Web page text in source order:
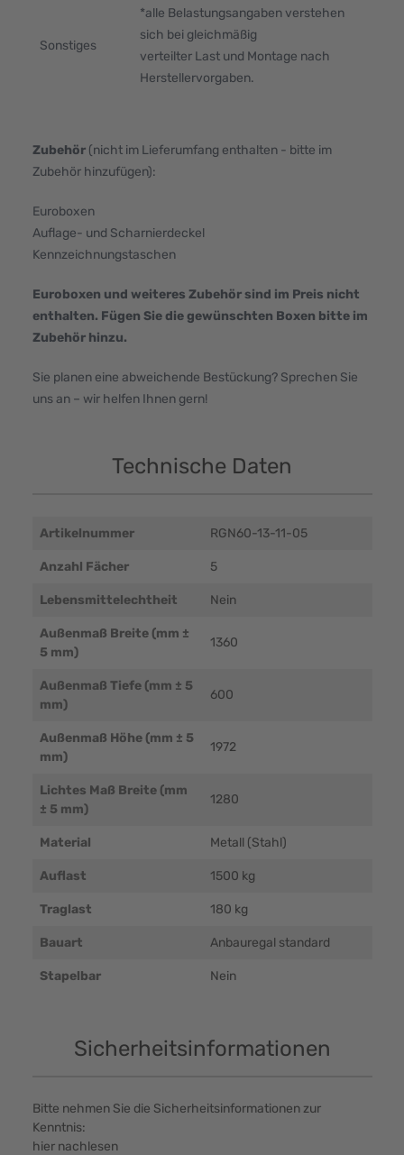
Sonstiges
*alle Belastungsangaben verstehen
sich bei gleichmäßig
verteilter Last und Montage nach
Herstellervorgaben.
Zubehör (nicht im Lieferumfang enthalten - bitte im
Zubehör hinzufügen):
Euroboxen
Auflage- und Scharnierdeckel
Kennzeichnungstaschen
Euroboxen und weiteres Zubehör sind im Preis nicht
enthalten. Fügen Sie die gewünschten Boxen bitte im
Zubehör hinzu.
Sie planen eine abweichende Bestückung? Sprechen Sie
uns an – wir helfen Ihnen gern!
Technische Daten
Artikelnummer RGN60-13-11-05
Anzahl Fächer 5
Lebensmittelechtheit Nein
Außenmaß Breite (mm ±
5 mm)
1360
Außenmaß Tiefe (mm ± 5
mm)
600
Außenmaß Höhe (mm ± 5
mm)
1972
Lichtes Maß Breite (mm
± 5 mm)
1280
Material Metall (Stahl)
Auflast 1500 kg
Traglast 180 kg
Bauart Anbauregal standard
Stapelbar Nein
Sicherheitsinformationen
Bitte nehmen Sie die Sicherheitsinformationen zur
Kenntnis:
hier nachlesen